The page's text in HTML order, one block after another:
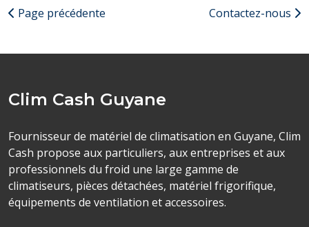
Page précédente Contactez-nous
Clim Cash Guyane
Fournisseur de matériel de climatisation en Guyane, Clim
Cash propose aux particuliers, aux entreprises et aux
professionnels du froid une large gamme de
climatiseurs, pièces détachées, matériel frigorifique,
équipements de ventilation et accessoires.